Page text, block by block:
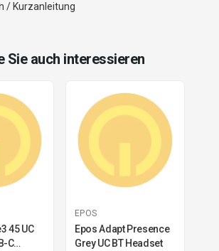
/ Kurzanleitung
Sie auch interessieren
45 UC
C
EPOS
Epos Adapt Presence
Grey UC BT Headset